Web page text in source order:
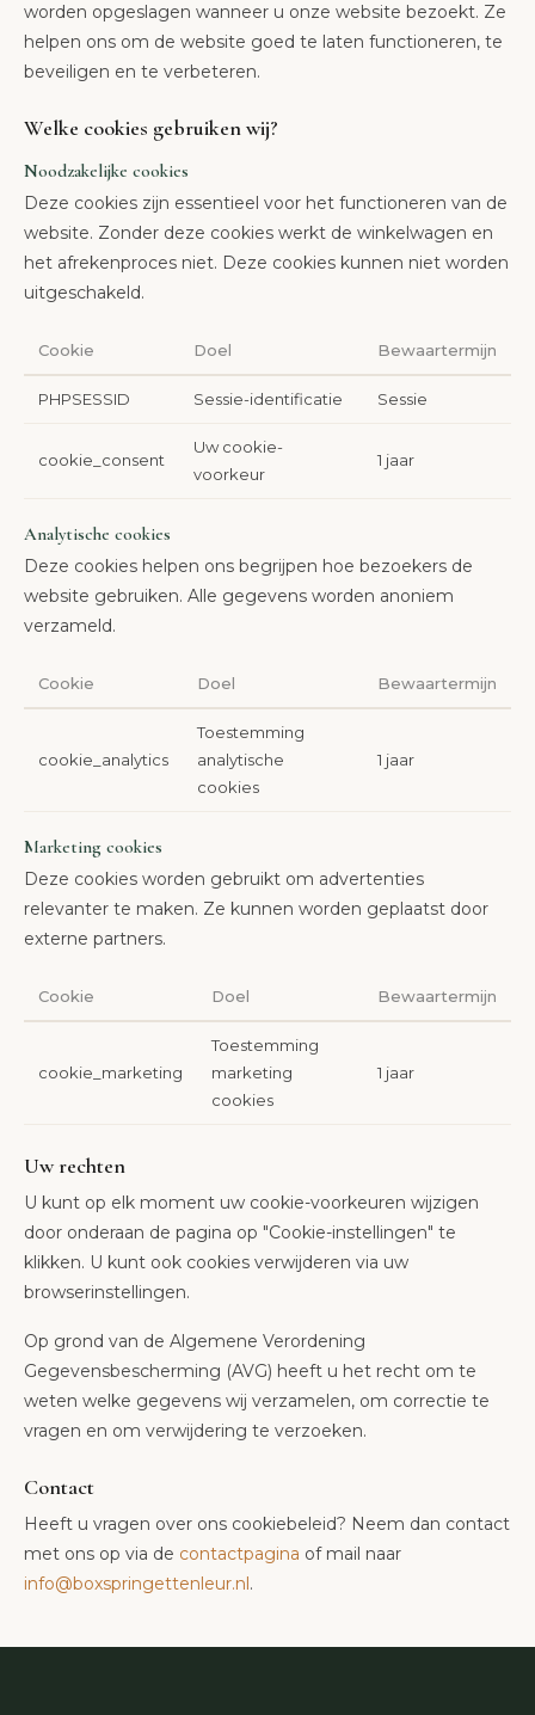
worden opgeslagen wanneer u onze website bezoekt. Ze
helpen ons om de website goed te laten functioneren, te
beveiligen en te verbeteren.
Welke cookies gebruiken wij?
Noodzakelijke cookies
Deze cookies zijn essentieel voor het functioneren van de
website. Zonder deze cookies werkt de winkelwagen en
het afrekenproces niet. Deze cookies kunnen niet worden
uitgeschakeld.
Cookie Doel Bewaartermijn
PHPSESSID Sessie-identificatie Sessie
cookie_consent
Uw cookie-
voorkeur
1 jaar
Analytische cookies
Deze cookies helpen ons begrijpen hoe bezoekers de
website gebruiken. Alle gegevens worden anoniem
verzameld.
Cookie Doel Bewaartermijn
cookie_analytics
Toestemming
analytische
cookies
1 jaar
Marketing cookies
Deze cookies worden gebruikt om advertenties
relevanter te maken. Ze kunnen worden geplaatst door
externe partners.
Cookie Doel Bewaartermijn
cookie_marketing
Toestemming
marketing
cookies
1 jaar
Uw rechten
U kunt op elk moment uw cookie-voorkeuren wijzigen
door onderaan de pagina op "Cookie-instellingen" te
klikken. U kunt ook cookies verwijderen via uw
browserinstellingen.
Op grond van de Algemene Verordening
Gegevensbescherming (AVG) heeft u het recht om te
weten welke gegevens wij verzamelen, om correctie te
vragen en om verwijdering te verzoeken.
Contact
Heeft u vragen over ons cookiebeleid? Neem dan contact
met ons op via de contactpagina of mail naar
info@boxspringettenleur.nl.